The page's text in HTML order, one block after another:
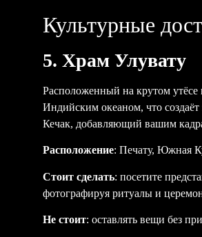
Культурные
5. Храм Улувату
Расположенный на крутом утёсе
Индийским океаном, что
Кечак, добавляющий вашим
Расположение: Печату, Южная
Стоит сделать: посетите
фотографируя ритуалы и
Не стоит: оставлять вещи без